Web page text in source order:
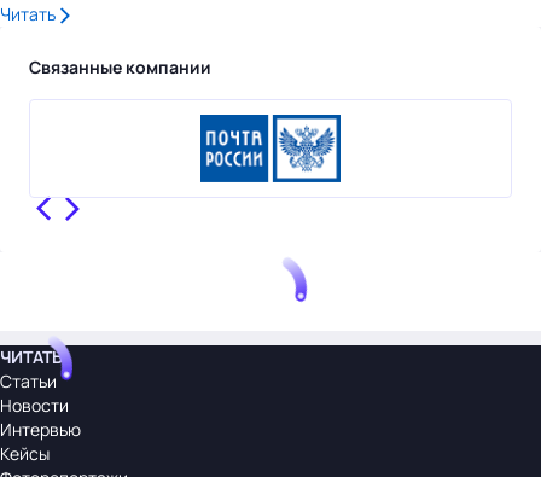
Читать
Связанные компании
ЧИТАТЬ
Статьи
Новости
Интервью
Кейсы